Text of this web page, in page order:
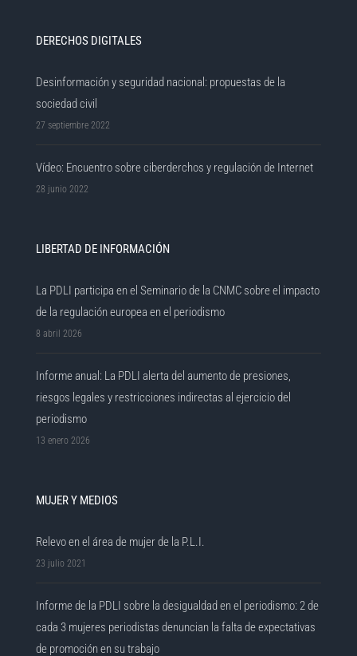
DERECHOS DIGITALES
Desinformación y seguridad nacional: propuestas de la
sociedad civil
27 septiembre 2022
Vídeo: Encuentro sobre ciberderchos y regulación de Internet
28 junio 2022
LIBERTAD DE INFORMACIÓN
La PDLI participa en el Seminario de la CNMC sobre el impacto
de la regulación europea en el periodismo
8 abril 2026
Informe anual: La PDLI alerta del aumento de presiones,
riesgos legales y restricciones indirectas al ejercicio del
periodismo
13 enero 2026
MUJER Y MEDIOS
Relevo en el área de mujer de la P.L.I.
23 julio 2021
Informe de la PDLI sobre la desigualdad en el periodismo: 2 de
cada 3 mujeres periodistas denuncian la falta de expectativas
de promoción en su trabajo